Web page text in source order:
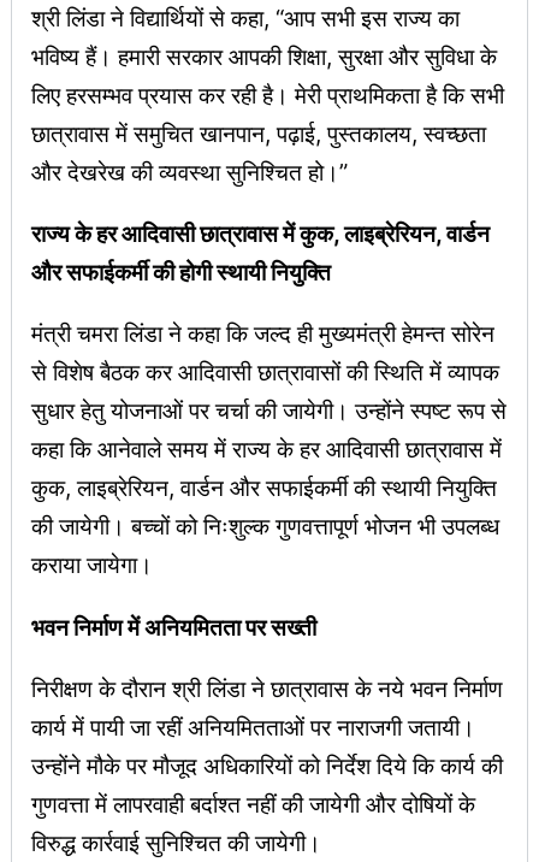
श्री लिंडा ने विद्यार्थियों से कहा, “आप सभी इस राज्य का
भविष्य हैं। हमारी सरकार आपकी शिक्षा, सुरक्षा और सुविधा के
लिए हरसम्भव प्रयास कर रही है। मेरी प्राथमिकता है कि सभी
छात्रावास में समुचित खानपान, पढ़ाई, पुस्तकालय, स्वच्छता
और देखरेख की व्यवस्था सुनिश्चित हो।”
राज्य के हर आदिवासी छात्रावास में कुक, लाइब्रेरियन, वार्डन
और सफाईकर्मी की होगी स्थायी नियुक्ति
मंत्री चमरा लिंडा ने कहा कि जल्द ही मुख्यमंत्री हेमन्त सोरेन
से विशेष बैठक कर आदिवासी छात्रावासों की स्थिति में व्यापक
सुधार हेतु योजनाओं पर चर्चा की जायेगी। उन्होंने स्पष्ट रूप से
कहा कि आनेवाले समय में राज्य के हर आदिवासी छात्रावास में
कुक, लाइब्रेरियन, वार्डन और सफाईकर्मी की स्थायी नियुक्ति
की जायेगी। बच्चों को निःशुल्क गुणवत्तापूर्ण भोजन भी उपलब्ध
कराया जायेगा।
भवन निर्माण में अनियमितता पर सख्ती
निरीक्षण के दौरान श्री लिंडा ने छात्रावास के नये भवन निर्माण
कार्य में पायी जा रहीं अनियमितताओं पर नाराजगी जतायी।
उन्होंने मौके पर मौजूद अधिकारियों को निर्देश दिये कि कार्य की
गुणवत्ता में लापरवाही बर्दाश्त नहीं की जायेगी और दोषियों के
विरुद्ध कार्रवाई सुनिश्चित की जायेगी।